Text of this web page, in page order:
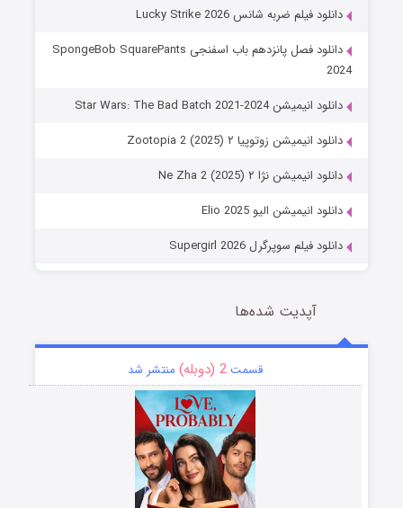
دانلود فیلم ضربه شانس Lucky Strike 2026
دانلود فصل پانزدهم باب اسفنجی SpongeBob SquarePants
2024
دانلود انیمیشن Star Wars: The Bad Batch 2021-2024
دانلود انیمیشن زوتوپیا ۲ Zootopia 2 (2025)
دانلود انیمیشن نژا ۲ Ne Zha 2 (2025)
دانلود انیمیشن الیو Elio 2025
دانلود فیلم سوپرگرل Supergirl 2026
آپدیت شده‌ها
قسمت2 (دوبله) منتشر شد